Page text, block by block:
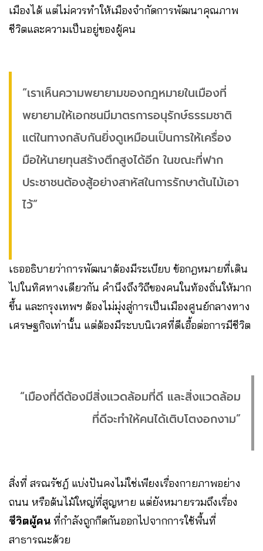
เมืองได้ แต่ไม่ควรทำให้เมืองจำกัดการพัฒนาคุณภาพ
ชีวิตและความเป็นอยู่ของผู้คน
“เราเห็นความพยายามของกฎหมายในเมืองที่
พยายามให้เอกชนมีมาตรการอนุรักษ์ธรรมชาติ
แต่ในทางกลับกันยิ่งดูเหมือนเป็นการให้เครื่อง
มือให้นายทุนสร้างตึกสูงได้อีก ในขณะที่ฟาก
ประชาชนต้องสู้อย่างสาหัสในการรักษาต้นไม้เอา
ไว้”
เธออธิบายว่าการพัฒนาต้องมีระเบียบ ข้อกฎหมายที่เดิน
ไปในทิศทางเดียวกัน คำนึงถึงวิถีของคนในท้องถิ่นให้มาก
ขึ้น และกรุงเทพฯ ต้องไม่มุ่งสู่การเป็นเมืองศูนย์กลางทาง
เศรษฐกิจเท่านั้น แต่ต้องมีระบบนิเวศที่ดีเอื้อต่อการมีชีวิต
“เมืองที่ดีต้องมีสิ่งแวดล้อมที่ดี และสิ่งแวดล้อม
ที่ดีจะทำให้คนได้เติบโตงอกงาม”
สิ่งที่ สรณรัชฎ์ แบ่งปันคงไม่ใช่เพียงเรื่องกายภาพอย่าง
ถนน หรือต้นไม้ใหญ่ที่สูญหาย แต่ยังหมายรวมถึงเรื่อง
ชีวิตผู้คน ที่กำลังถูกกีดกันออกไปจากการใช้พื้นที่
สาธารณะด้วย